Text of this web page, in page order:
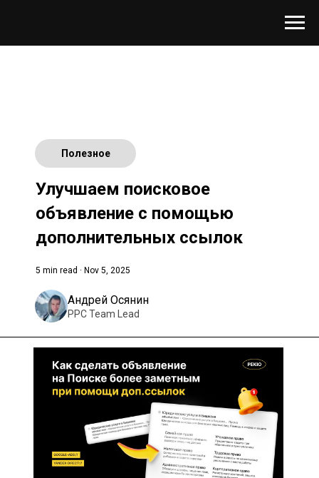
Андрей Осянин
PPC Team Lead
Улучшаем поисковое
объявление с помощью
дополнительных ссылок
5 min read · Nov 5, 2025
Полезное